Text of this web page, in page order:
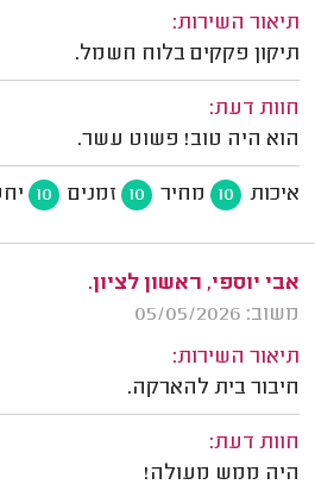
תיאור השירות:
תיקון פקקים בלוח חשמל.
חוות דעת:
הוא היה טוב! פשוט עשר.
איכות 10 מחיר 10 זמנים 10
אבי יוספי, ראשון לציון.
משוב: 05/05/2026
תיאור השירות:
חיבור בית להארקה.
חוות דעת:
היה ממש מעולה!